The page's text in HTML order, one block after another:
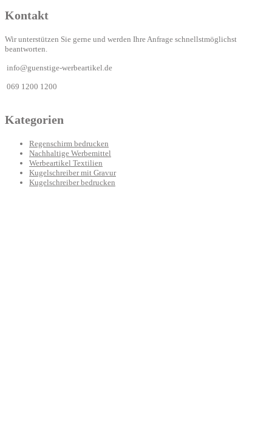
Kontakt
Wir unterstützen Sie gerne und werden Ihre Anfrage schnellstmöglichst
beantworten.
info@guenstige-werbeartikel.de
069 1200 1200
Kategorien
Regenschirm bedrucken
Nachhaltige Werbemittel
Werbeartikel Textilien
Kugelschreiber mit Gravur
Kugelschreiber bedrucken